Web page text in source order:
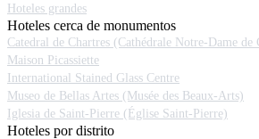
Hoteles grandes
Hoteles cerca de monumentos
Catedral de Chartres (Cathédrale Notre-Dame de
Maison Picassiette
International Stained Glass Centre
Museo de Bellas Artes (Musée des Beaux-Arts)
Iglesia de Saint-Pierre (Église Saint-Pierre)
Hoteles por distrito